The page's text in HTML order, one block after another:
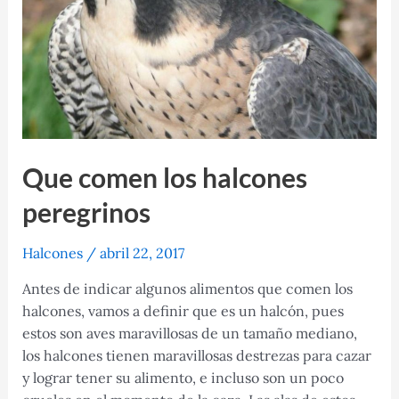
Que comen los halcones
peregrinos
Halcones/ abril 22, 2017
Antes de indicar algunos alimentos que comen los
halcones, vamos a definir que es un halcón, pues
estos son aves maravillosas de un tamaño mediano,
los halcones tienen maravillosas destrezas para cazar
y lograr tener su alimento, e incluso son un poco